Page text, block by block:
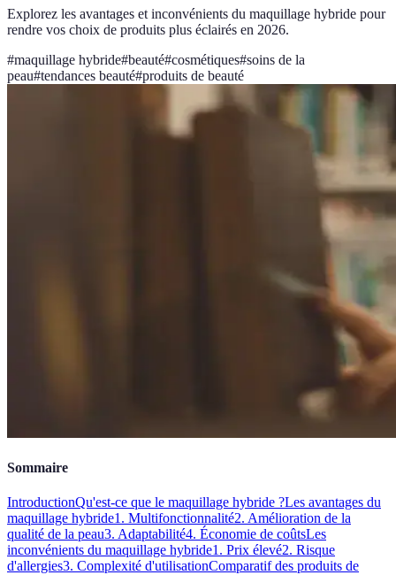
Explorez les avantages et inconvénients du maquillage hybride pour
rendre vos choix de produits plus éclairés en 2026.
#maquillage hybride#beauté#cosmétiques#soins de la
peau#tendances beauté#produits de beauté
Sommaire
IntroductionQu'est-ce que le maquillage hybride ?Les avantages du
maquillage hybride1. Multifonctionnalité2. Amélioration de la
qualité de la peau3. Adaptabilité4. Économie de coûtsLes
inconvénients du maquillage hybride1. Prix élevé2. Risque
d'allergies3. Complexité d'utilisationComparatif des produits de